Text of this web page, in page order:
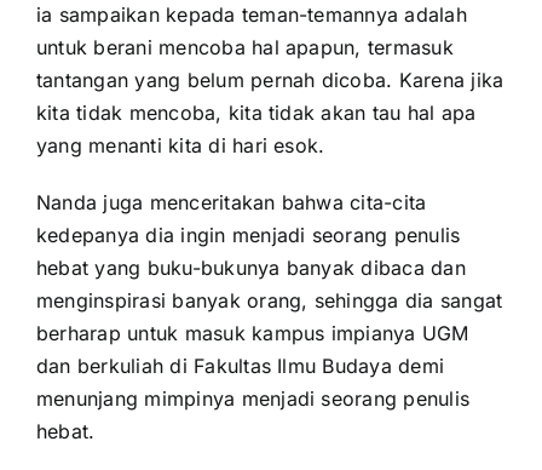
ia sampaikan kepada teman-temannya adalah
untuk berani mencoba hal apapun, termasuk
tantangan yang belum pernah dicoba. Karena jika
kita tidak mencoba, kita tidak akan tau hal apa
yang menanti kita di hari esok.
Nanda juga menceritakan bahwa cita-cita
kedepanya dia ingin menjadi seorang penulis
hebat yang buku-bukunya banyak dibaca dan
menginspirasi banyak orang, sehingga dia sangat
berharap untuk masuk kampus impianya UGM
dan berkuliah di Fakultas Ilmu Budaya demi
menunjang mimpinya menjadi seorang penulis
hebat.